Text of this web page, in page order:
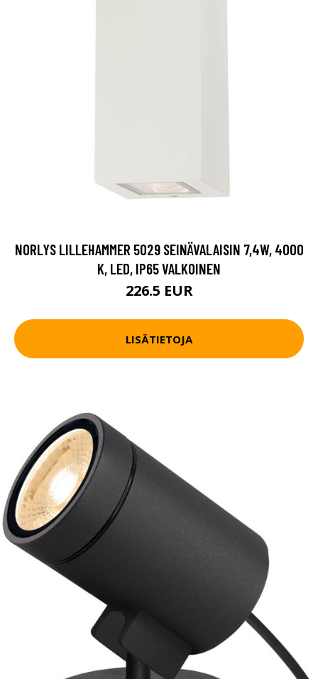
NORLYS LILLEHAMMER 5029 SEINÄVALAISIN 7,4W, 4000
K, LED, IP65 VALKOINEN
226.5 EUR
LISÄTIETOJA